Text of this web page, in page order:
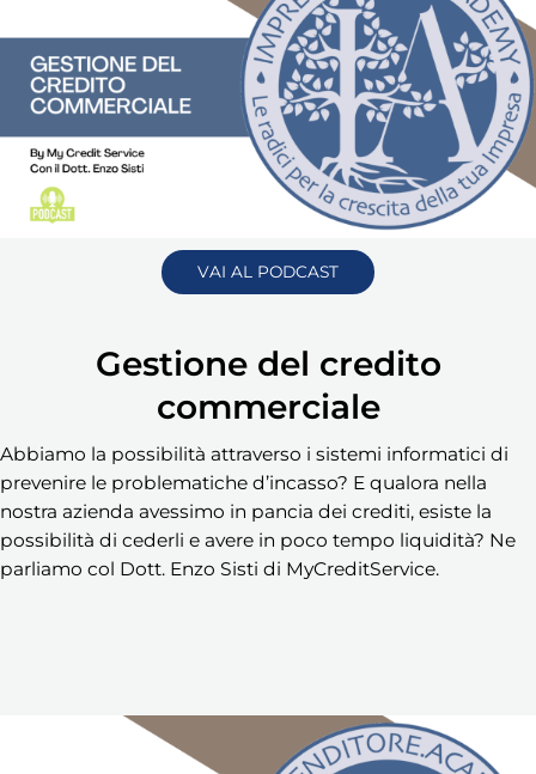
VAI AL PODCAST
Gestione del credito
commerciale
Abbiamo la possibilità attraverso i sistemi informatici di
prevenire le problematiche d’incasso? E qualora nella
nostra azienda avessimo in pancia dei crediti, esiste la
possibilità di cederli e avere in poco tempo liquidità? Ne
parliamo col Dott. Enzo Sisti di MyCreditService.